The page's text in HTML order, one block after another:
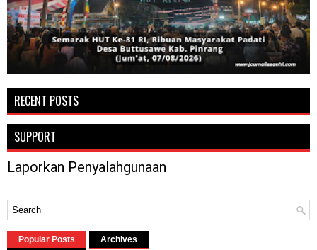
RECENT POSTS
SUPPORT
Laporkan Penyalahgunaan
Popular Posts Archives